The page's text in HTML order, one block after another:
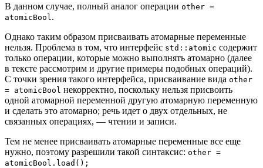
В данном случае, полный аналог операции other =
atomicBool .
Однако таким образом присваивать атомарные переменные
нельзя. Проблема в том, что интерфейс std::atomic содержит
только операции, которые можно выполнять атомарно (далее
в тексте рассмотрим и другие примеры подобных операций).
С точки зрения такого интерфейса, присваивание вида other
= atomicBool некорректно, поскольку нельзя присвоить
одной атомарной переменной другую атомарную переменную
и сделать это атомарно; речь идет о двух отдельных, не
связанных операциях, — чтении и записи.
Тем не менее присваивать атомарные переменные все еще
нужно, поэтому разрешили такой синтаксис: other =
atomicBool.load();